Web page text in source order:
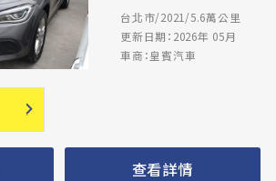
台北市/2021/5.6萬公里
更新日期：2026年 05月
車商：皇賓汽車
查看詳情